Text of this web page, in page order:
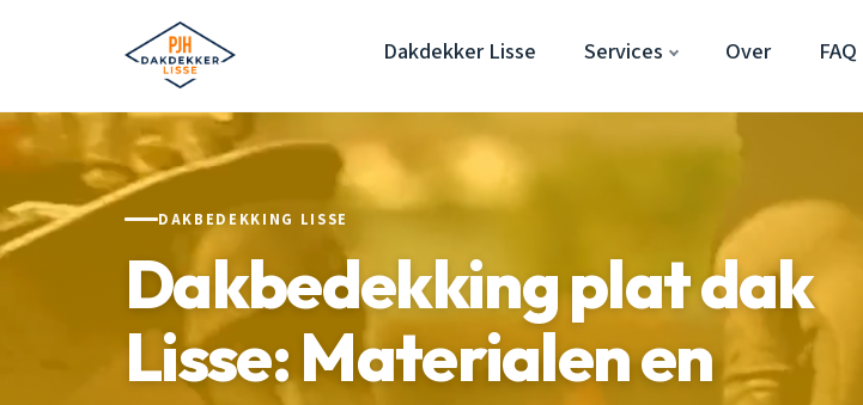
Dakdekker Lisse Services Over FAQ
DAKBEDEKKING LISSE
Dakbedekking plat dak
Lisse: Materialen en